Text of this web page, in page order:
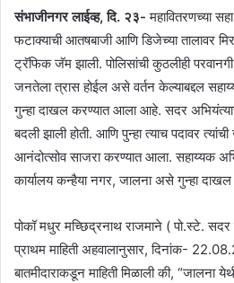
संभाजीनगर लाईव्ह, दि. २३- महावितरणच्या
फटाक्याची आतषबाजी आणि डिजेच्या तालावर
ट्रॅफिक जॅम झाली. पोलिसांची कुठलीही
जनतेला त्रास होईल असे वर्तन केल्याबद्दल
गुन्हा दाखल करण्यात आला आहे. सदर
बदली झाली होती. आणि पुन्हा त्याच पदावर
आनंदोत्सोव साजरा करण्यात आला. सहाय्यक
कार्यालय कन्हैया नगर, जालना असे गुन्हा
पोकॉ मधुर मच्छिद्रनाथ राजमाने ( पो.स्टे. सदर
प्राथम माहिती अहवालानुसार, दिनांक-
बातमीदाराकडून माहिती मिळाली की, “जालना